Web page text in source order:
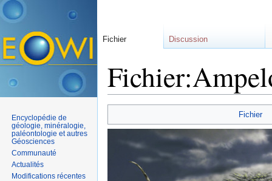
Fichier
Fichier Discussion
Encyclopédie de
géologie, minéralogie,
paléontologie et autres
Géosciences
Communauté
Actualités
Modifications récentes